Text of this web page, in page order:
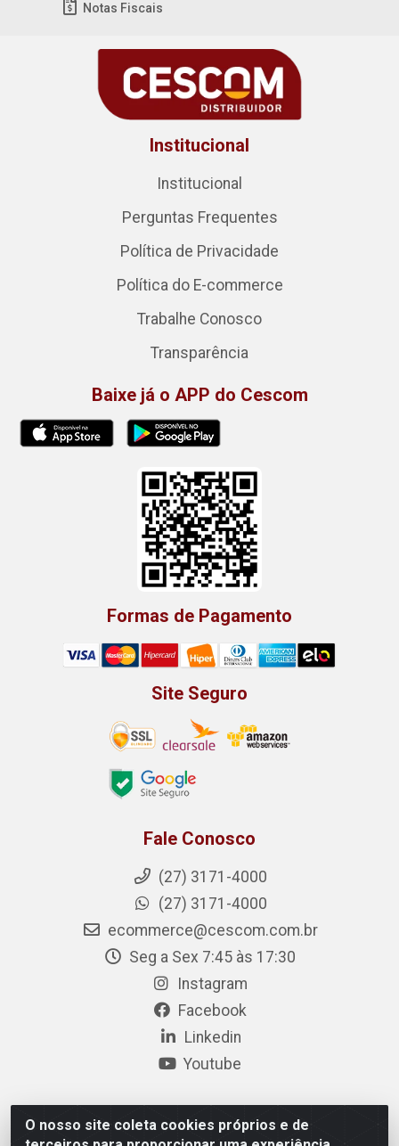
O nosso site coleta cookies próprios e de
Notas Fiscais
Institucional
Institucional
Perguntas Frequentes
Política de Privacidade
Política do E-commerce
Trabalhe Conosco
Transparência
Baixe já o APP do Cescom
Formas de Pagamento
Site Seguro
Fale Conosco
(27) 3171-4000
(27) 3171-4000
ecommerce@cescom.com.br
Seg a Sex 7:45 às 17:30
Instagram
Facebook
Linkedin
Youtube
Cescom Distribuidor - Rodovia BR 101, Km 163, S/N – Rio